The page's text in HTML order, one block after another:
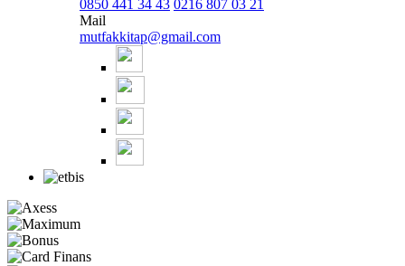
0850 441 34 43 0216 807 03 21
Mail
mutfakkitap@gmail.com